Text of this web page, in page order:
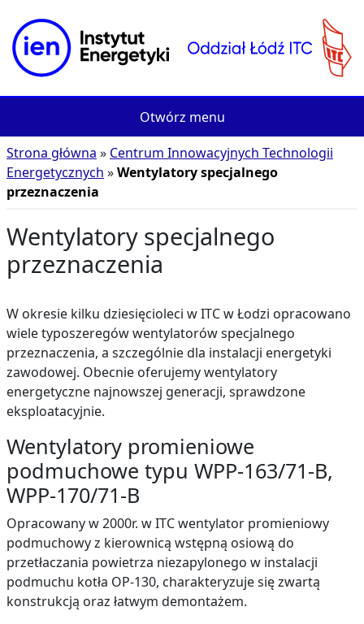
Otwórz menu
Strona główna
Centrum Innowacyjnych Technologii
Energetycznych
Wentylatory specjalnego
przeznaczenia
Wentylatory specjalnego
przeznaczenia
W okresie kilku dziesięcioleci w ITC w Łodzi opracowano
wiele typoszeregów wentylatorów specjalnego
przeznaczenia, a szczególnie dla instalacji energetyki
zawodowej. Obecnie oferujemy wentylatory
energetyczne najnowszej generacji, sprawdzone
eksploatacyjnie.
Wentylatory promieniowe
podmuchowe typu WPP-163/71-B,
WPP-170/71-B
Opracowany w 2000r. w ITC wentylator promieniowy
podmuchowy z kierownicą wstępną osiową do
przetłaczania powietrza niezapylonego w instalacji
podmuchu kotła OP-130, charakteryzuje się zwartą
konstrukcją oraz łatwym demontażem.